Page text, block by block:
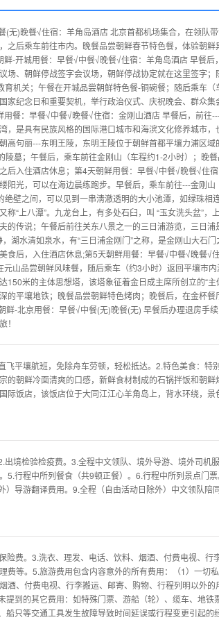
(无)晚餐√住宿：羊角岛酒店 北京首都机场集合，在领队
之后乘车前往市内。晚餐品尝朝鲜春节特色餐，体验朝
-开城用餐：早餐√中餐√晚餐√住宿：羊角岛酒店 早餐
场、朝鲜停战签字会议场，朝鲜停战协定就在这里签字
育机关；午餐在开城品尝朝鲜特色餐-铜碗餐；随后乘车
家纪念日和重要契机，举行政治仪式、庆祝晚会、群众
餐：早餐√中餐√晚餐√住宿：金刚山酒店 早餐后，前往
，是具有民族风格的国际港口城市和海滨文化修养城市
高句丽---东明王陵，东明王陵位于朝鲜首都平壤力浦区
陵墓；午餐后，乘车前往金刚山（车程约1-2小时）；晚
后入住酒店休息；第4天朝鲜用餐：早餐√中餐√晚餐√住
阳光，可以在海边晨练跑步。早餐后，乘车前往---金刚
绝壁之间，可以见到一串淸澈透明的大小池潭，如绿珠相
称“上八潭”。九龙台上，有多处石臼，叫 “玉女洗头盆”，
的传说；午餐后前往关东八景之一的三日浦游览，三日
湖水清如泉水，有“三日浦金刚门”之称，是金刚山大石
食后，入住酒店休息;第5天朝鲜用餐：早餐√中餐√晚餐√
山品尝朝鲜风味餐，随后乘车（约3小时）返回平壤市
150米的主体思想塔，该塔象征着金日成主席所创立的“
的平壤地铁；晚餐品尝朝鲜特色烤肉；晚餐后，在金杯
鲜-北京用餐：早餐√中餐(无)晚餐(无) 早餐后办理退房手
！
飞平壤航班，免除舟车劳顿，轻松抵达。2.特色美食：特
的朝鲜冷面清爽的口感，新鲜食材制成的石锅拌饭和朝
际饭店，该饭店位于大同江江心羊角岛上，背水环绕，
出境检验检疫费。3.全程中文领队、境外导游、境外司机
5.行程中所列餐食（共9顿正餐）。6.行程中所列景点门
导游翻译费用。9.全程（自由活动日除外）中文领队陪同
险费。3.洗衣、理发、电话、饮料、烟酒、付费电视、行
费等。5.旅游费用包含内容意外的所有费用：（1）一切
酒、付费电视、行李搬运、邮寄、购物、行程列明以外
提到的其它费用：如特殊门票、游船（轮）、缆车、地铁
船只等交通工具发生故障导致时间延误或行程变更引起的